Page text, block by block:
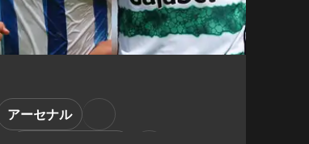
アーセナル